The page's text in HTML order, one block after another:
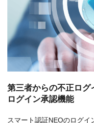
第三者からの不正ログ
ログイン承認機能
スマート認証NEOのログイ